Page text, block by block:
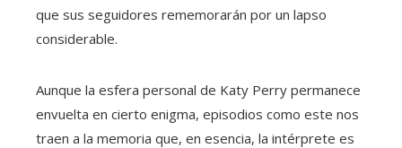
que sus seguidores rememorarán por un lapso
considerable.
Aunque la esfera personal de Katy Perry permanece
envuelta en cierto enigma, episodios como este nos
traen a la memoria que, en esencia, la intérprete es